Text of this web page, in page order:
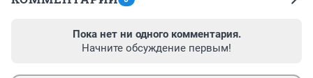
Пока нет ни одного комментария.
Начните обсуждение первым!